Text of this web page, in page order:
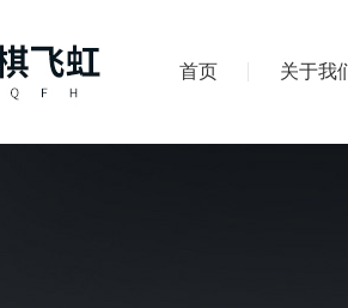
首页 关于我